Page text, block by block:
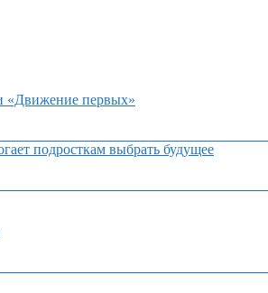
«Движение первых»
подросткам выбрать будущее